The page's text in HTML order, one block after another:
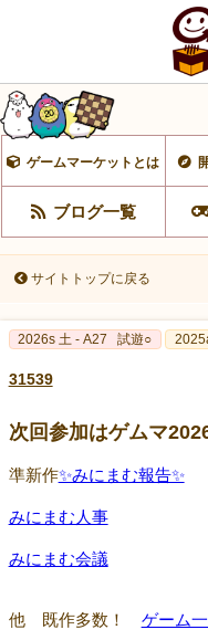
ゲームマーケットとは
ブログ一覧
サイトトップに戻る
2026s 土 - A27 試遊○
31539
次回参加はゲムマ
準新作✨みにまむ報告✨
みにまむ人事
みにまむ会議
他 既作多数！ ゲーム